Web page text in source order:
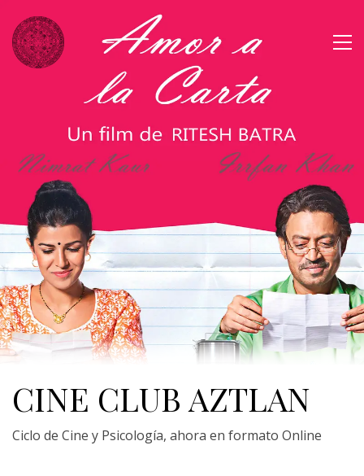
CINE CLUB AZTLAN
Ciclo de Cine y Psicología, ahora en formato Online